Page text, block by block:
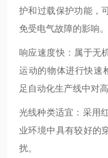
护和过载保护功能，
免受电气故障的影响。
响应速度快：属于无
运动的物体进行快速
足自动化生产线中对
光线种类适宜：采用
业环境中具有较好的
扰。